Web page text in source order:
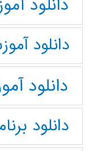
دانلود
دانلود
دانلود
دانلود